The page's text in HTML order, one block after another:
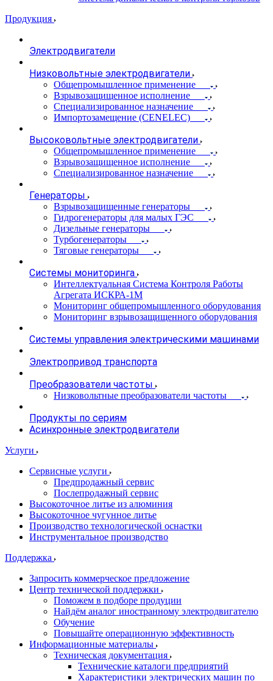
Продукция
Электродвигатели
Низковольтные электродвигатели
Общепромышленное применение
Взрывозащищенное исполнение
Специализированное назначение
Импортозамещение (CENELEC)
Высоковольтные электродвигатели
Общепромышленное применение
Взрывозащищенное исполнение
Специализированное назначение
Генераторы
Взрывозащищенные генераторы
Гидрогенераторы для малых ГЭС
Дизельные генераторы
Турбогенераторы
Тяговые генераторы
Системы мониторинга
Интеллектуальная Система Контроля Работы
Агрегата ИСКРА-1М
Мониторинг общепромышленного оборудования
Мониторинг взрывозащищенного оборудования
Системы управления электрическими машинами
Электропривод транспорта
Преобразователи частоты
Низковольтные преобразователи частоты
Продукты по сериям
Асинхронные электродвигатели
Услуги
Сервисные услуги
Предпродажный сервис
Послепродажный сервис
Высокоточное литье из алюминия
Высокоточное чугунное литье
Производство технологической оснастки
Инструментальное производство
Поддержка
Запросить коммерческое предложение
Центр технической поддержки
Поможем в подборе продуции
Найдём аналог иностранному электродвигателю
Обучение
Повышайте операционную эффективность
Информационные материалы
Техническая документация
Технические каталоги предприятий
Характеристики электрических машин по